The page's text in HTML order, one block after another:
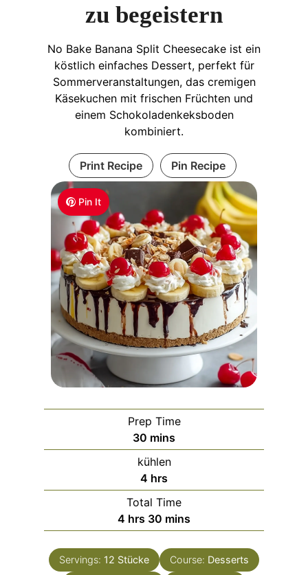
Pin It
zu begeistern
No Bake Banana Split Cheesecake ist ein
köstlich einfaches Dessert, perfekt für
Sommerveranstaltungen, das cremigen
Käsekuchen mit frischen Früchten und
einem Schokoladenkeksboden
kombiniert.
Print Recipe Pin Recipe
Prep Time
30 m
i
n
u
t
e
s
mins
kühlen
4 h
o
u
r
hrs
Total Time
4 h
o
u
r
hrs 30 m
i
n
u
mins
Servings: 12 Stücke Course: Desserts